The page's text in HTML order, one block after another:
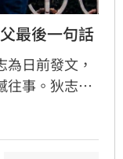
最後一句話
日前發文，
往事。狄志為
時間極少，